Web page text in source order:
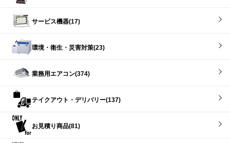
サービス機器(17)
環境・衛生・災害対策(23)
業務用エアコン(374)
テイクアウト・デリバリー(137)
お見積り商品(81)